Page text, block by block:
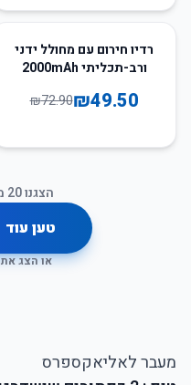
32
רדיו חירום עם מחולל ידני
ורב-תכליתי 2000mAh
₪49.50
₪72.90
הצגנו20
טען עוד
או הצג
מעבר לאליאקספרס